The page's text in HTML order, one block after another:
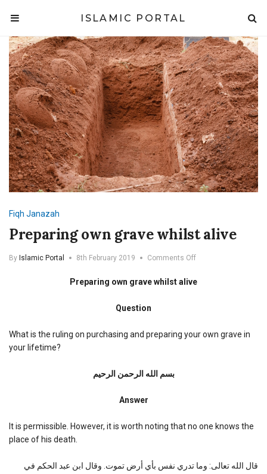
ISLAMIC PORTAL
Fiqh Janazah
Preparing own grave whilst alive
By Islamic Portal 8th February 2019 Comments Offon
own
Preparing own grave whilst alive
Question
What is the ruling on purchasing and preparing your own grave in
your lifetime?
بسم الله الرحمن الرحیم
Answer
It is permissible. However, it is worth noting that no one knows the
place of his death.
قال الله تعالى: وما تدري نفس بأي أرض تموت. وقال ابن عبد الحكم في